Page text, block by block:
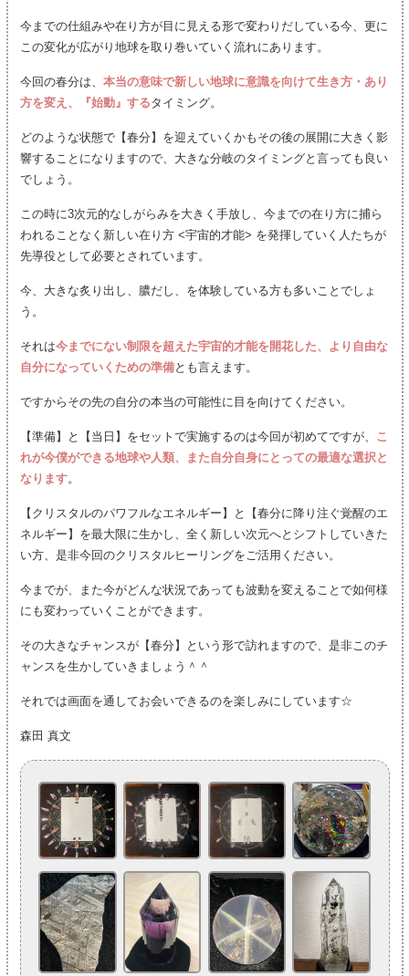
今までの仕組みや在り方が目に見える形で変わりだしている今、更に
この変化が広がり地球を取り巻いていく流れにあります。
今回の春分は、 本当の意味で新しい地球に意識を向けて生き方・あり
方を変え、『始動』するタイミング。
どのような状態で【春分】を迎えていくかもその後の展開に大きく影
響することになりますので、大きな分岐のタイミングと言っても良い
でしょう。
この時に3次元的なしがらみを大きく手放し、今までの在り方に捕ら
われることなく新しい在り方 <宇宙的才能> を発揮していく人たちが
先導役として必要とされています。
今、大きな炙り出し、膿だし、を体験している方も多いことでしょ
う。
それは今までにない制限を超えた宇宙的才能を開花した、より自由な
自分になっていくための準備とも言えます。
ですからその先の自分の本当の可能性に目を向けてください。
【準備】と【当日】をセットで実施するのは今回が初めてですが、 こ
れが今僕ができる地球や人類、また自分自身にとっての最適な選択と
なります。
【クリスタルのパワフルなエネルギー】と【春分に降り注ぐ覚醒のエ
ネルギー】を最大限に生かし、全く新しい次元へとシフトしていきた
い方、是非今回のクリスタルヒーリングをご活用ください。
今までが、また今がどんな状況であっても波動を変えることで如何様
にも変わっていくことができます。
その大きなチャンスが【春分】という形で訪れますので、是非このチ
ャンスを生かしていきましょう＾＾
それでは画面を通してお会いできるのを楽しみにしています☆
森田 真文